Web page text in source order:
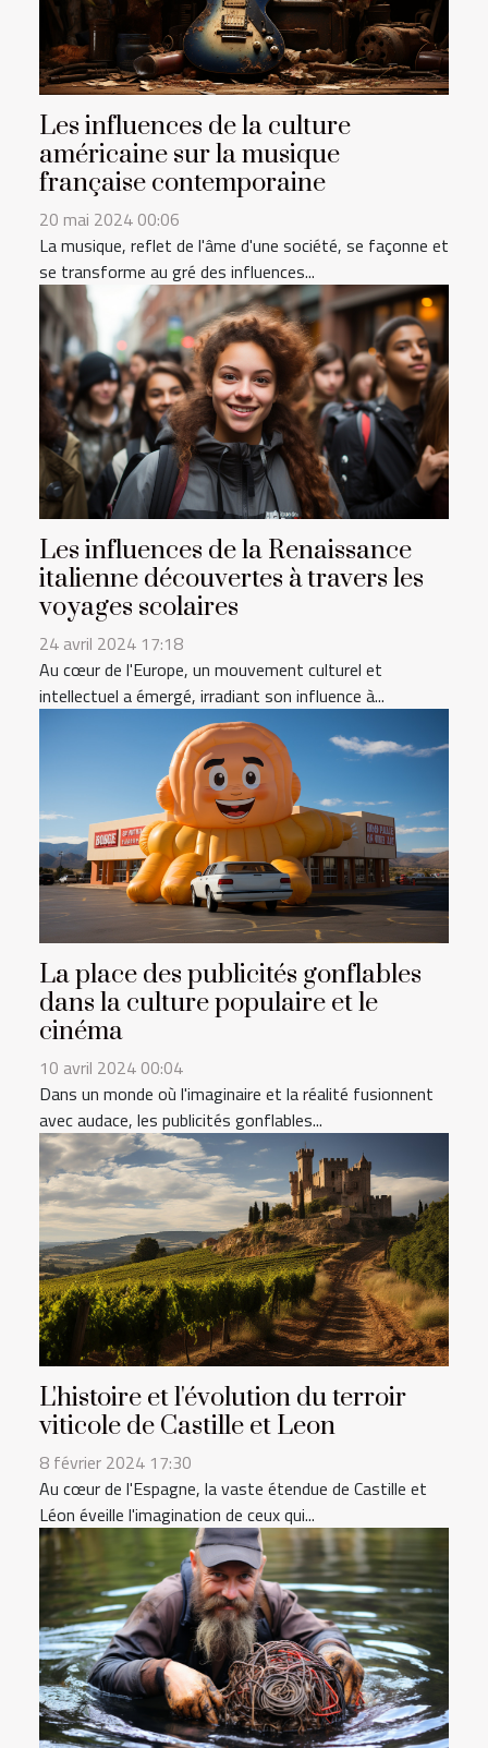
Les influences de la culture
américaine sur la musique
française contemporaine
20 mai 2024 00:06
La musique, reflet de l'âme d'une société, se façonne et
se transforme au gré des influences...
Les influences de la Renaissance
italienne découvertes à travers les
voyages scolaires
24 avril 2024 17:18
Au cœur de l'Europe, un mouvement culturel et
intellectuel a émergé, irradiant son influence à...
La place des publicités gonflables
dans la culture populaire et le
cinéma
10 avril 2024 00:04
Dans un monde où l'imaginaire et la réalité fusionnent
avec audace, les publicités gonflables...
L'histoire et l'évolution du terroir
viticole de Castille et Leon
8 février 2024 17:30
Au cœur de l'Espagne, la vaste étendue de Castille et
Léon éveille l'imagination de ceux qui...